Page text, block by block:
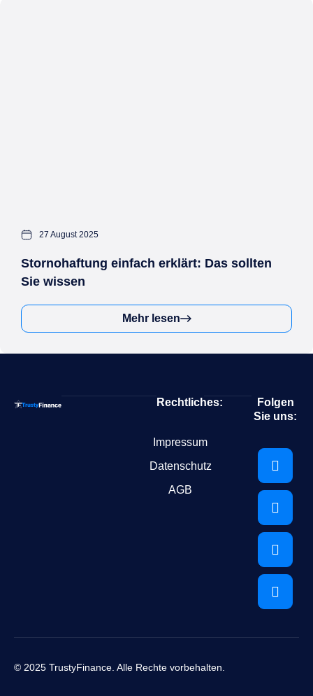
27 August 2025
Stornohaftung einfach erklärt: Das sollten
Sie wissen
Mehr lesen
Rechtliches:
Impressum
Datenschutz
AGB
Folgen
Sie uns:
© 2025 TrustyFinance. Alle Rechte vorbehalten.